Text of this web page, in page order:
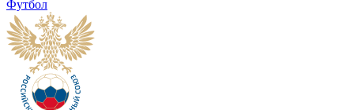
Футбол